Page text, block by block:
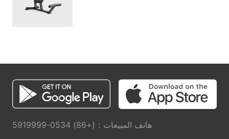
هاتف المبيعات：(+86) 0534-5919999